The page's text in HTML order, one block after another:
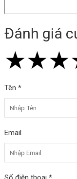
Đánh giá
★
★★
★★★
★★★
★★★
Tên *
Email